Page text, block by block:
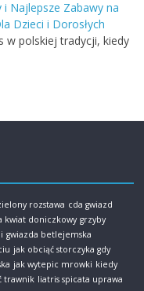
Najlepsze Zabawy na
Dzieci i Dorosłych
w polskiej tradycji, kiedy
rozstawa cda gwiazd
kwiat doniczkowy grzyby
gwiazda betlejemska
jak obciąć storczyka gdy
jak wytepic mrowki kiedy
trawnik liatris spicata uprawa